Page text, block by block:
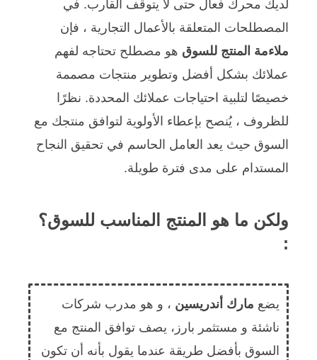
لديك محرك فعال حتى لا يتوقف القارب. في
المصطلحات المتعلقة بالأعمال التجارية ، فإن
ملاءمة المنتج للسوق هو مصطلح تحتاجه لفهم
عملائك بشكل أفضل وتطوير منتجات مصممة
خصيصًا لتلبية احتياجات عملائك المحددة. نظرًا
للظروف ، يُنصح بإعطاء الأولوية لتوافق منتجك مع
السوق حيث يعد العامل الحاسم في تحقيق النجاح
المستدام على مدى فترة طويلة.
ولكن ما هو المنتج المناسب للسوق؟
:
يضع مارك أندريسين ، و هو مدرب شركات
ناشئة و مستثمر بارز، يصف توافق المنتج مع
السوق بأفضل طريقة عندما يقول بأنه أن تكون